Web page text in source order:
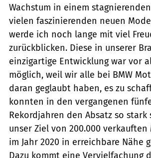
Wachstum in einem
vielen faszinierenden neuen
werde ich noch lange mit viel
zurückblicken. Diese in unserer
einzigartige Entwicklung war vor
möglich, weil wir alle bei BMW
daran geglaubt haben, es zu
konnten in den vergangenen
Rekordjahren den Absatz so stark
unser Ziel von 200.000
im Jahr 2020 in erreichbare Nähe
Dazu kommt eine Vervielfachung